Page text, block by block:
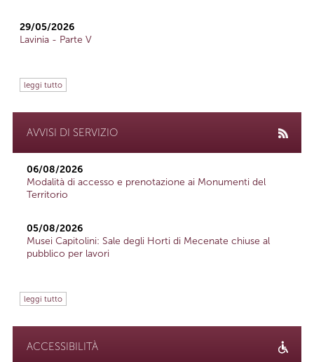
29/05/2026
Lavinia - Parte V
leggi tutto
AVVISI DI SERVIZIO
06/08/2026
Modalità di accesso e prenotazione ai Monumenti del
Territorio
05/08/2026
Musei Capitolini: Sale degli Horti di Mecenate chiuse al
pubblico per lavori
leggi tutto
ACCESSIBILITÀ